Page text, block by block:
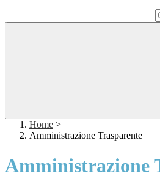
Home >
Amministrazione Trasparente
Amministrazione